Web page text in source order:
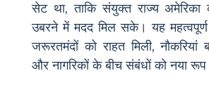
सेट था, ताकि संयुक्त राज्य अमेरिका
उबरने में मदद मिल सके। यह
जरूरतमंदों को राहत मिली,
और नागरिकों के बीच संबंधों को नया रूप